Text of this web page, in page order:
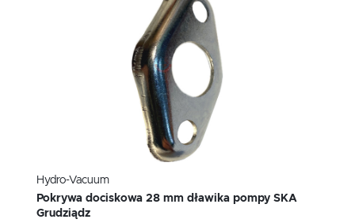
Hydro-Vacuum
Pokrywa dociskowa 28 mm dławika pompy SKA
Grudziądz